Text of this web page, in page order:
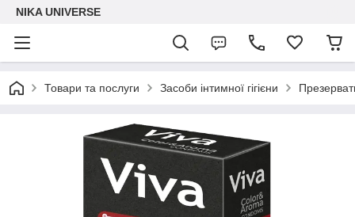
NIKA UNIVERSE
Товари та послуги Засоби інтимної гігієни